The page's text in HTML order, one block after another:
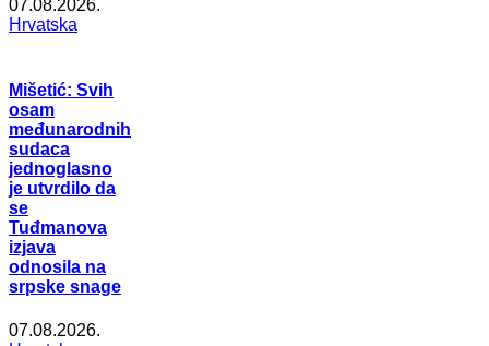
07.08.2026.
Hrvatska
Mišetić: Svih
osam
međunarodnih
sudaca
jednoglasno
je utvrdilo da
se
Tuđmanova
izjava
odnosila na
srpske snage
07.08.2026.